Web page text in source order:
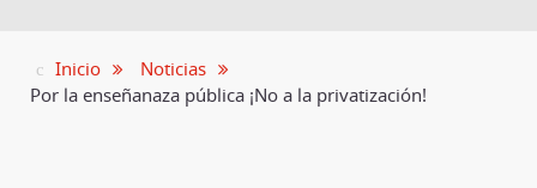
Inicio
Noticias
Por la enseñanaza pública ¡No a la privatización!